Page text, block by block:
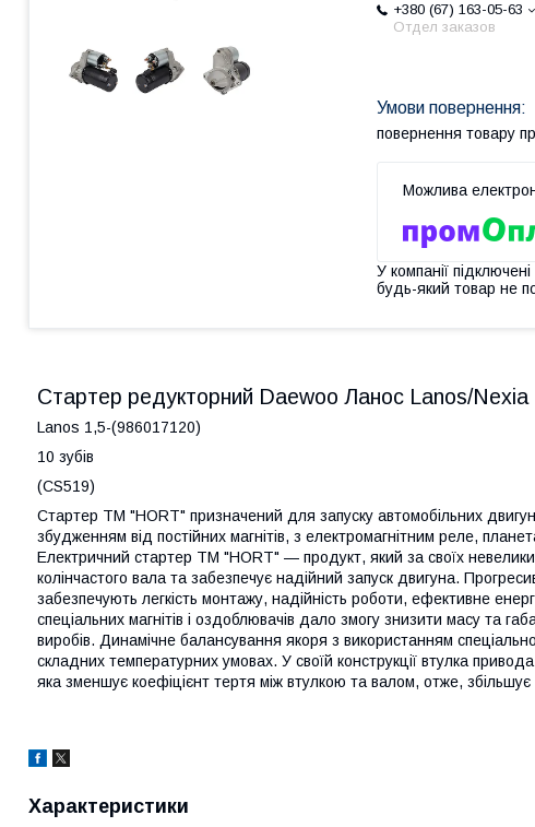
+380 (67) 163-05-63
Отдел заказов
повернення товару
У компанії
будь-який товар не
Стартер редукторний Daewoo Ланос Lanos/
Lanos 1,5-(986017120)
10 зубів
(CS519)
Стартер ТМ "HORT" призначений для запуску автомобільних
збудженням від постійних магнітів, з електромагнітним реле,
Електричний стартер ТМ "HORT" — продукт, який за своїх
колінчастого вала та забезпечує надійний запуск двигуна.
забезпечують легкість монтажу, надійність роботи, ефективне
спеціальних магнітів і оздоблювачів дало змогу знизити масу та
виробів. Динамічне балансування якоря з використанням
складних температурних умовах. У своїй конструкції втулка
яка зменшує коефіцієнт тертя між втулкою та валом, отже,
Характеристики